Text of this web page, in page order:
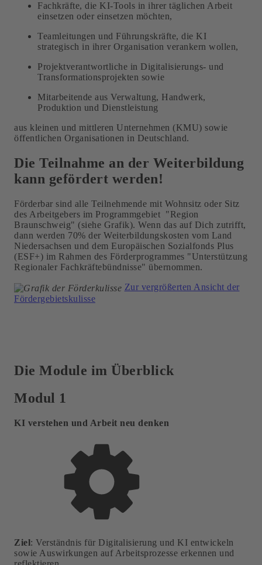
Fachkräfte, die KI-Tools in ihrer täglichen Arbeit
einsetzen oder einsetzen möchten,
Teamleitungen und Führungskräfte, die KI
strategisch in ihrer Organisation verankern wollen,
Projektverantwortliche in Digitalisierungs- und
Transformationsprojekten sowie
Mitarbeitende aus Verwaltung, Handwerk,
Produktion und Dienstleistung
aus kleinen und mittleren Unternehmen (KMU) sowie
öffentlichen Organisationen in Deutschland.
Die Teilnahme an der Weiterbildung
kann gefördert werden!
Förderbar sind alle Teilnehmende mit Wohnsitz oder Sitz
des Arbeitgebers im Programmgebiet "Region
Braunschweig" (siehe Grafik). Wenn das auf Dich zutrifft,
dann werden 70% der Weiterbildungskosten vom Land
Niedersachsen und dem Europäischen Sozialfonds Plus
(ESF+) im Rahmen des Förderprogrammes "Unterstützung
Regionaler Fachkräftebündnisse" übernommen.
Zur vergrößerten Ansicht der
Fördergebietskulisse
Die Module im Überblick
Modul 1
KI verstehen und Arbeit neu denken
Ziel: Verständnis für Digitalisierung und KI entwickeln
sowie Auswirkungen auf Arbeitsprozesse erkennen und